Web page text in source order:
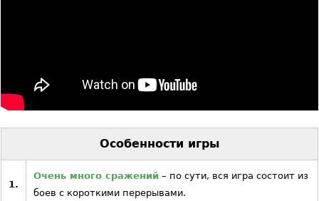
Особенности игры
1.
Очень много сражений – по сути, вся игра состоит из
боев с короткими перерывами.